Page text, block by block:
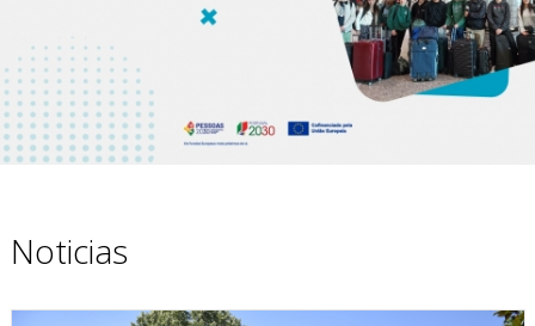
Noticias